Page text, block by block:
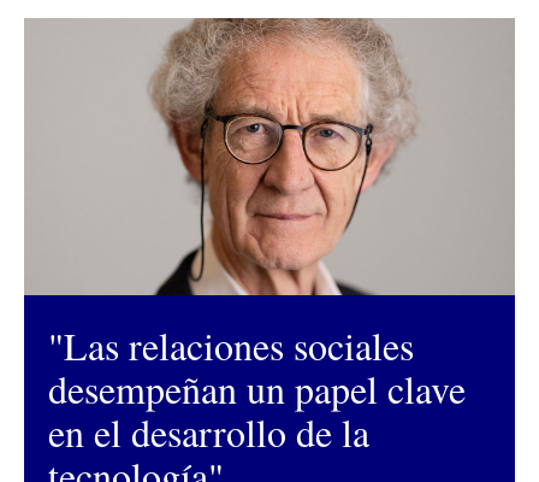
"Las relaciones sociales
desempeñan un papel clave
en el desarrollo de la